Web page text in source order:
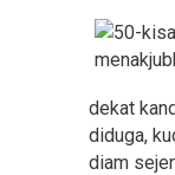
dekat
diduga,
diam